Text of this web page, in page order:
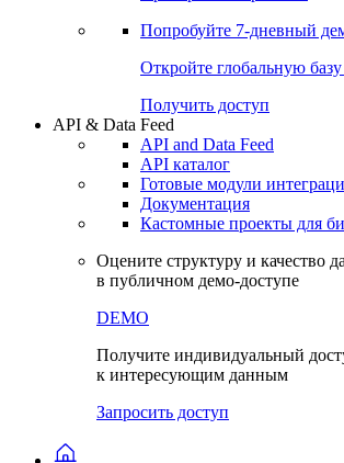
Чат
Проверка контрагента
Попробуйте7-дневный
Откройте глобальную базу
Получить доступ
API & Data Feed
API and Data Feed
Готовые модули
Документация
в публичном демо-доступе